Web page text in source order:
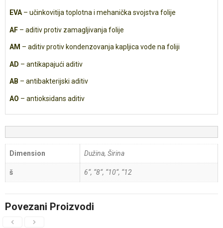
EVA– učinkovitija toplotna i mehanička svojstva folije
AF – aditiv protiv zamagljivanja folije
AM – aditiv protiv kondenzovanja kapljica vode na foliji
AD – antikapajući aditiv
AB – antibakterijski aditiv
AO – antioksidans aditiv
Dimension Dužina, Širina
š 6“, “8“, “10“, “12
Povezani Proizvodi